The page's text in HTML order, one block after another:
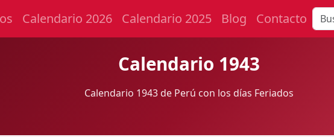
Calendario 2026 Calendario 2025 Blog Contacto
Calendario 1943
Calendario 1943 de Perú con los días Feriados